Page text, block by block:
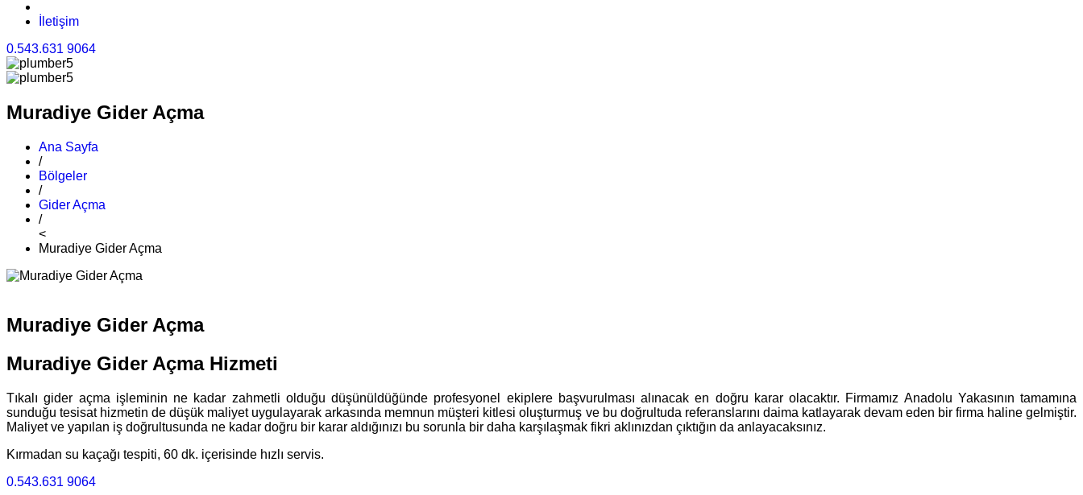
İletişim
0.543.631 9064
Muradiye Gider Açma
Ana Sayfa
/
Bölgeler
/
Gider Açma
/
<
Muradiye Gider Açma
Muradiye Gider Açma
Muradiye Gider Açma Hizmeti
Tıkalı gider açma işleminin ne kadar zahmetli olduğu düşünüldüğünde profesyonel ekiplere başvurulması alınacak en doğru karar olacaktır. Firmamız Anadolu Yakasının tamamına
sunduğu tesisat hizmetin de düşük maliyet uygulayarak arkasında memnun müşteri kitlesi oluşturmuş ve bu doğrultuda referanslarını daima katlayarak devam eden bir firma haline gelmiştir.
Maliyet ve yapılan iş doğrultusunda ne kadar doğru bir karar aldığınızı bu sorunla bir daha karşılaşmak fikri aklınızdan çıktığın da anlayacaksınız.
Kırmadan su kaçağı tespiti, 60 dk. içerisinde hızlı servis.
0.543.631 9064